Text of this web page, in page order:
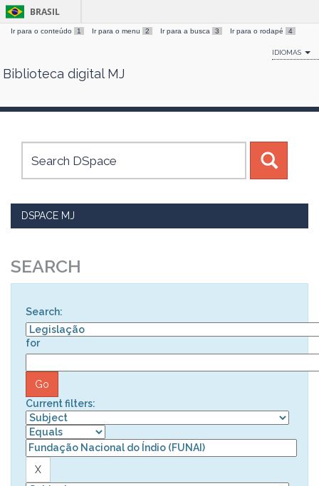
Skip
BRASIL
Ir para o conteúdo 1 Ir para o menu 2 Ir para a busca 3 Ir para o rodapé 4
IDIOMAS
Biblioteca digital MJ
DSPACE MJ
SEARCH
Search:
for
Current filters: